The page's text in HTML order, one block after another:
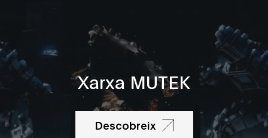
Xarxa MUTEK
Descobreix